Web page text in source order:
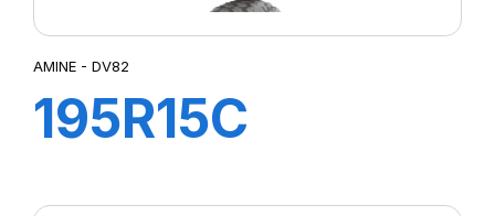
AMINE - DV82
195R15C